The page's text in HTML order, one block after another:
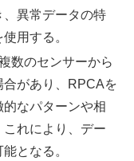
異常データの特
用する。
数のセンサーから
があり、RPCAを
なパターンや相
れにより、デー
となる。